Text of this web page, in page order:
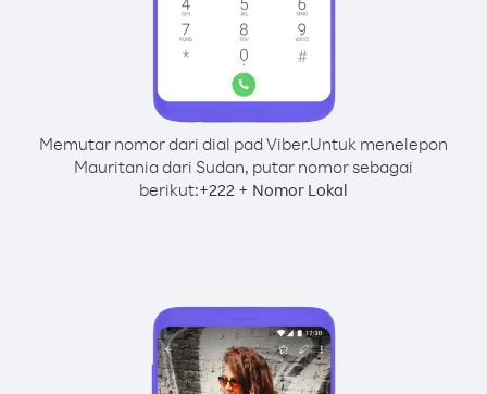
Memutar nomor dari dial pad Viber.Untuk menelepon
Mauritania dari Sudan, putar nomor sebagai
berikut:+222 + Nomor Lokal